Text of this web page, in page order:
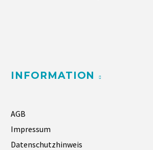
INFORMATION
AGB
Impressum
Datenschutzhinweis